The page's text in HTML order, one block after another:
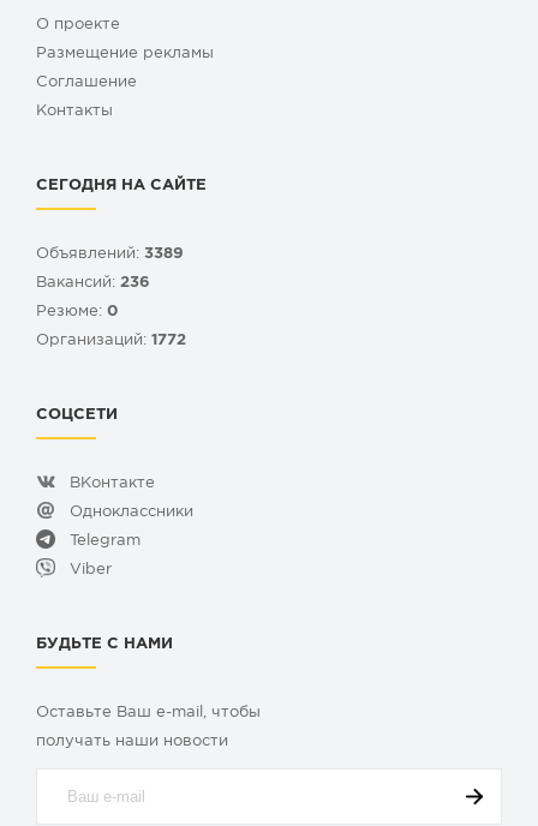
О проекте
Размещение рекламы
Cоглашение
Контакты
СЕГОДНЯ НА САЙТЕ
Объявлений: 3389
Вакансий: 236
Резюме: 0
Организаций: 1772
СОЦСЕТИ
ВКонтакте
Одноклассники
Telegram
Viber
БУДЬТЕ С НАМИ
Оставьте Ваш e-mail, чтобы
получать наши новости